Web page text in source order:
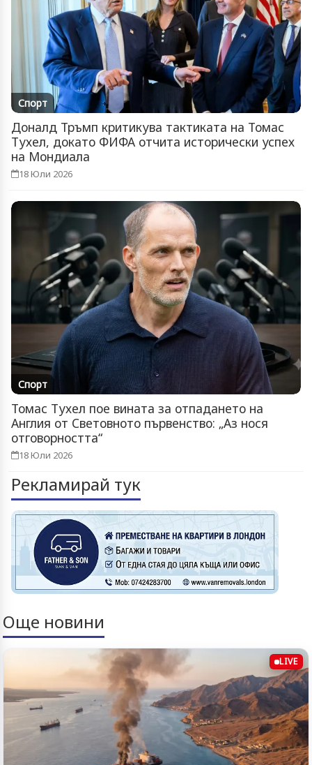
Спорт
Доналд Тръмп критикува тактиката на Томас
Тухел, докато ФИФА отчита исторически успех
на Мондиала
18 Юли 2026
Спорт
Томас Тухел пое вината за отпадането на
Англия от Световното първенство: „Аз нося
отговорността“
18 Юли 2026
Рекламирай тук
Още новини
LIVE